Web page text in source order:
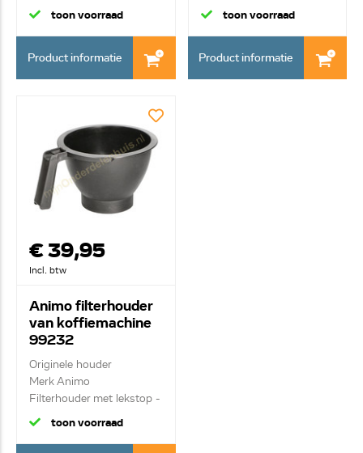
toon voorraad
Product informatie
lekstop -z...
toon voorraad
Product informatie
€ 39,95
Incl. btw
Animo filterhouder
van koffiemachine
99232
Originele houder
Merk Animo
Filterhouder met lekstop -
zwar...
toon voorraad